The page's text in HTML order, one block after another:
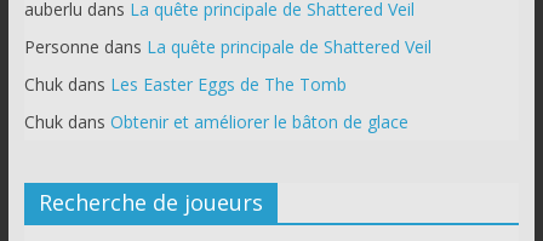
auberlu dans La quête principale de Shattered Veil
Personne dans La quête principale de Shattered Veil
Chukdans Les Easter Eggs de The Tomb
Chukdans Obtenir et améliorer le bâton de glace
Recherche de joueurs